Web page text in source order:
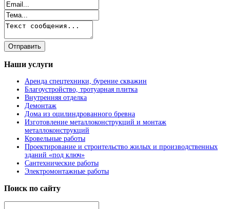
Наши услуги
Аренда спецтехники, бурение скважин
Благоустройство, тротуарная плитка
Внутренняя отделка
Демонтаж
Дома из оцилиндрованного бревна
Изготовление металлоконструкций и монтаж
металлоконструкций
Кровельные работы
Проектирование и строительство жилых и производственных
зданий «под ключ»
Сантехнические работы
Электромонтажные работы
Поиск по сайту